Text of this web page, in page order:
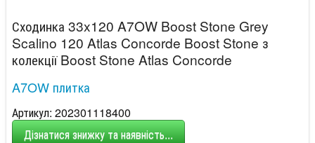
Сходинка 33x120 A7OW Boost Stone Grey
Scalino 120 Atlas Concorde Boost Stone з
колекції Boost Stone Atlas Concorde
A7OW плитка
Артикул: 202301118400
Дізнатися знижку та наявність...